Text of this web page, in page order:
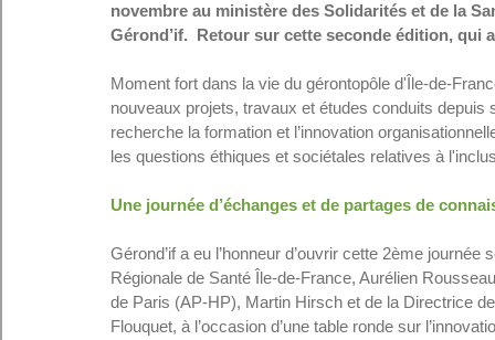
novembre au ministère des Solidarités et de la
Gérond’if.  Retour sur cette seconde édition, qui
Moment fort dans la vie du gérontopôle d'Île-de-
nouveaux projets, travaux et études conduits
recherche la formation et l’innovation
les questions éthiques et sociétales relatives à
Une journée d’échanges et de partages de
Gérond’if a eu l’honneur d’ouvrir cette 2ème
Régionale de Santé Île-de-France, Aurélien
de Paris (AP-HP), Martin Hirsch et de la Directrice
Flouquet, à l’occasion d’une table ronde sur